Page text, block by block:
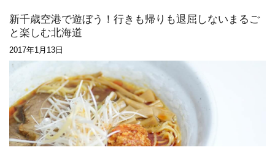
新千歳空港で遊ぼう！行きも帰りも退屈しないまるご
と楽しむ北海道
2017年1月13日